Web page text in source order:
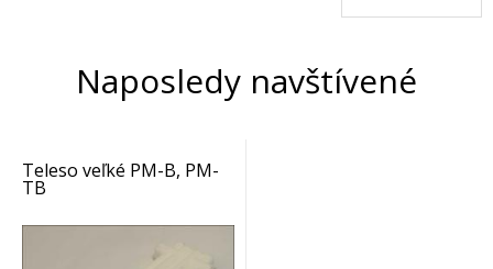
Naposledy navštívené
Teleso veľké PM-B, PM-
TB